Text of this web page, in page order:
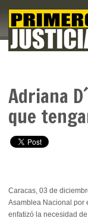
Adriana
que
Caracas, 03 de
Asamblea Nacional por
enfatizó la necesidad